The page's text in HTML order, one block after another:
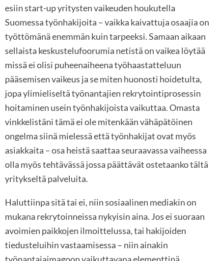
esiin start-up yritysten vaikeuden houkutella
Suomessa työnhakijoita – vaikka kaivattuja osaajia on
työttömänä enemmän kuin tarpeeksi. Samaan aikaan
sellaista keskustelufoorumia netistä on vaikea löytää
missä ei olisi puheenaiheena työhaastatteluun
pääsemisen vaikeus ja se miten huonosti hoidetulta,
jopa ylimieliseltä työnantajien rekrytointiprosessin
hoitaminen usein työnhakijoista vaikuttaa. Omasta
vinkkelistäni tämä ei ole mitenkään vähäpätöinen
ongelma siinä mielessä että työnhakijat ovat myös
asiakkaita – osa heistä saattaa seuraavassa vaiheessa
olla myös tehtävässä jossa päättävät ostetaanko tältä
yritykseltä palveluita.
Haluttiinpa sitä tai ei, niin sosiaalinen mediakin on
mukana rekrytoinneissa nykyisin aina. Jos ei suoraan
avoimien paikkojen ilmoittelussa, tai hakijoiden
tiedusteluihin vastaamisessa – niin ainakin